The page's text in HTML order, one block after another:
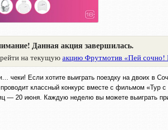
Данная акция завершилась.
на текущую акцию Фрутмотив «Пей
чеки! Если хотите выиграть поездку на двоих в
классный конкурс вместе с фильмом «Тур
— 20 июня. Каждую неделю вы можете выиграть